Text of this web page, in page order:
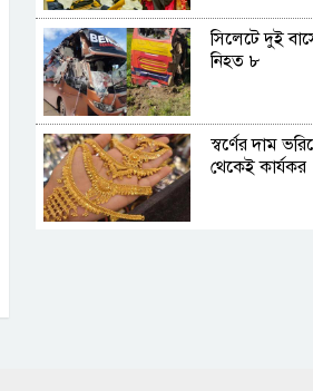
সিলেটে দুই
নিহত ৮
স্বর্ণের দাম
থেকেই কার্যকর